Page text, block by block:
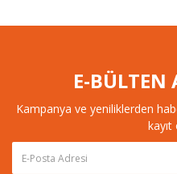
E-BÜLTEN
Kampanya ve yeniliklerden
kayıt